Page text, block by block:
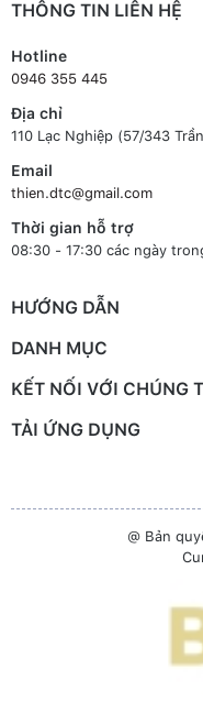
THÔNG TIN LIÊN HỆ
Hotline
0946 355 445
Địa chỉ
110 Lạc Nghiệp (57/343
Email
thien.dtc@gmail.com
Thời gian hỗ trợ
08:30 - 17:30 các ngày
HƯỚNG DẪN
DANH MỤC
KẾT NỐI VỚI CHÚNG
TẢI ỨNG DỤNG
@ Bản